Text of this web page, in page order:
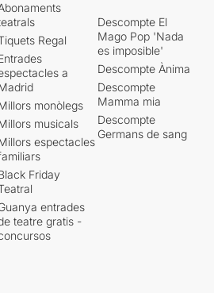
Regal
a
monòlegs
musicals
espectacles
Friday
entrades
teatre gratis -
Descompte El
Mago Pop 'Nada
es imposible'
Descompte Ànima
Descompte
Mamma mia
Descompte
Germans de sang